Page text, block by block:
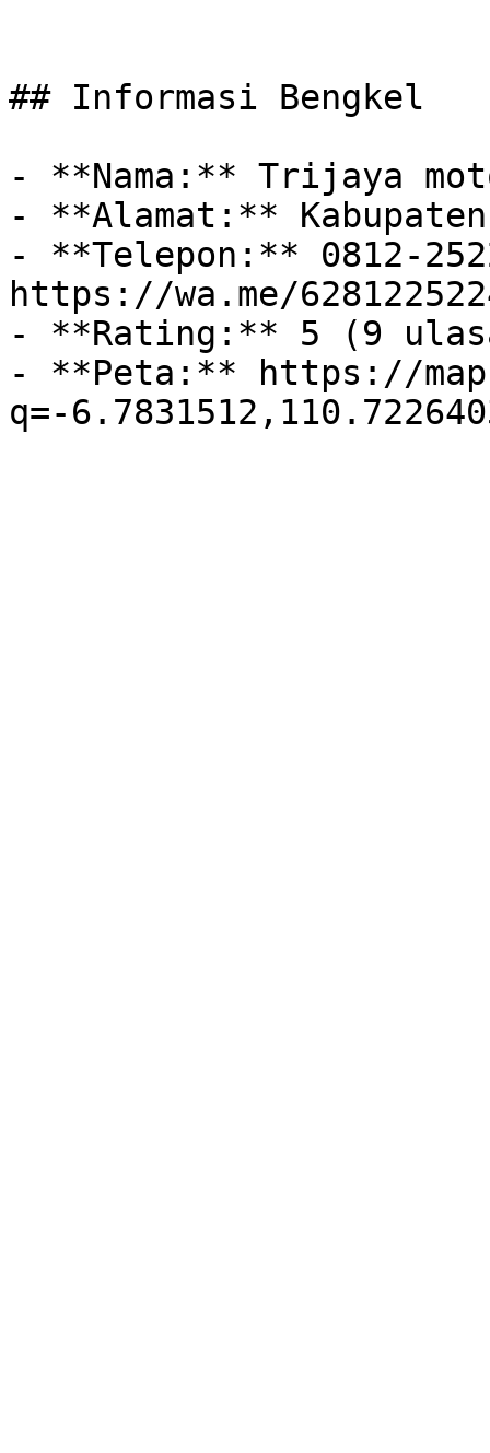
## Informasi Bengkel
- **Nama:** Trijaya
- **Alamat:**
- **Telepon:** 0812-
https://wa.me/
- **Rating:** 5 (9
- **Peta:** https://